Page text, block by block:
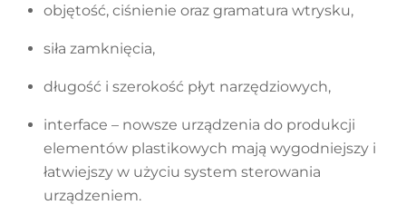
objętość, ciśnienie oraz gramatura wtrysku,
siła zamknięcia,
długość i szerokość płyt narzędziowych,
interface – nowsze urządzenia do produkcji
elementów plastikowych mają wygodniejszy i
łatwiejszy w użyciu system sterowania
urządzeniem.